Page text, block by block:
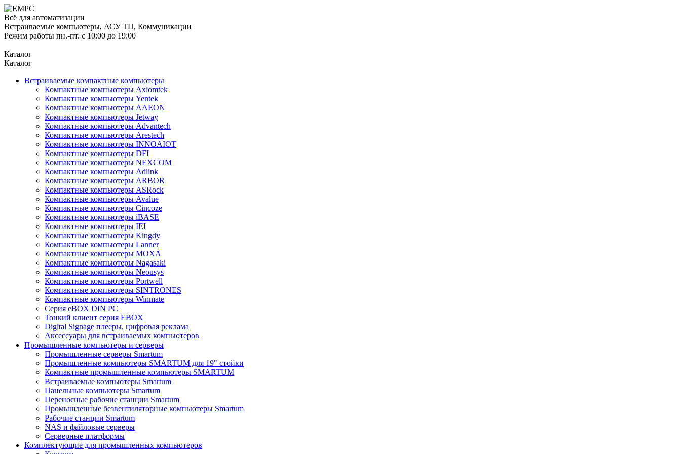
Всё для автоматизации
Встраиваемые компьютеры, АСУ ТП, Коммуникации
Режим работы пн.-пт. с 10:00 до 19:00
Каталог
Каталог
Встраиваемые компактные компьютеры
Компактные компьютеры Axiomtek
Компактные компьютеры Yentek
Компактные компьютеры AAEON
Компактные компьютеры Jetway
Компактные компьютеры Advantech
Компактные компьютеры Arestech
Компактные компьютеры INNOAIOT
Компактные компьютеры DFI
Компактные компьютеры NEXCOM
Компактные компьютеры Adlink
Компактные компьютеры ARBOR
Компактные компьютеры ASRock
Компактные компьютеры Avalue
Компактные компьютеры Cincoze
Компактные компьютеры iBASE
Компактные компьютеры IEI
Компактные компьютеры Kingdy
Компактные компьютеры Lanner
Компактные компьютеры MOXA
Компактные компьютеры Nagasaki
Компактные компьютеры Neousys
Компактные компьютеры Portwell
Компактные компьютеры SINTRONES
Компактные компьютеры Winmate
Серия eBOX DIN PC
Тонкий клиент серия EBOX
Digital Signage плееры, цифровая реклама
Аксессуары для встраиваемых компьютеров
Промышленные компьютеры и серверы
Промышленные серверы Smartum
Промышленные компьютеры SMARTUM для 19" стойки
Компактные промышленные компьютеры SMARTUM
Встраиваемые компьютеры Smartum
Панельные компьютеры Smartum
Переносные рабочие станции Smartum
Промышленные безвентиляторные компьютеры Smartum
Рабочие станции Smartum
NAS и файловые серверы
Серверные платформы
Комплектующие для промышленных компьютеров